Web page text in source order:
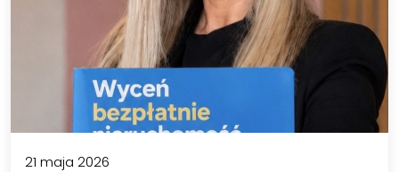
21 maja 2026